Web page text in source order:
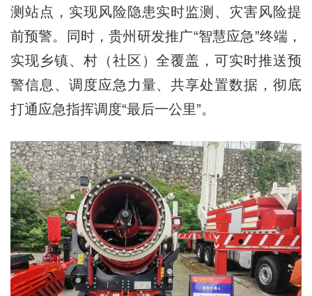
测站点，实现风险隐患实时监测、灾害风险提
前预警。同时，贵州研发推广“智慧应急”终端，
实现乡镇、村（社区）全覆盖，可实时推送预
警信息、调度应急力量、共享处置数据，彻底
打通应急指挥调度“最后一公里”。